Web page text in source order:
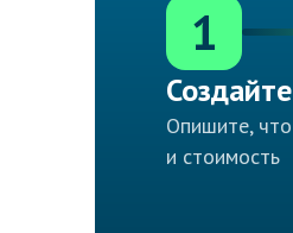
1
Опишите,
и стоимость